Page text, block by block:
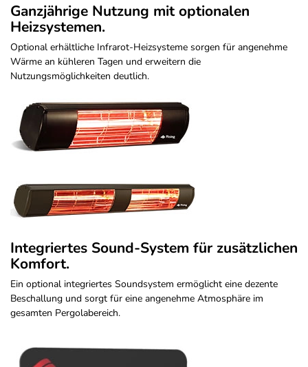
Ganzjährige Nutzung mit optionalen
Heizsystemen.
Optional erhältliche Infrarot-Heizsysteme sorgen für angenehme
Wärme an kühleren Tagen und erweitern die
Nutzungsmöglichkeiten deutlich.
Integriertes Sound-System für zusätzlichen
Komfort.
Ein optional integriertes Soundsystem ermöglicht eine dezente
Beschallung und sorgt für eine angenehme Atmosphäre im
gesamten Pergolabereich.